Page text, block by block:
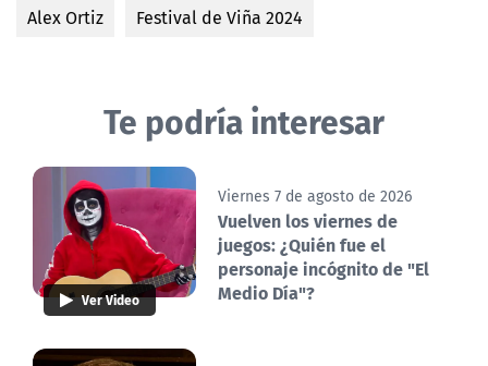
Alex Ortiz Festival de Viña 2024
Te podría interesar
Ver Video
Viernes 7 de agosto de 2026
Vuelven los viernes de
juegos: ¿Quién fue el
personaje incógnito de "El
Medio Día"?